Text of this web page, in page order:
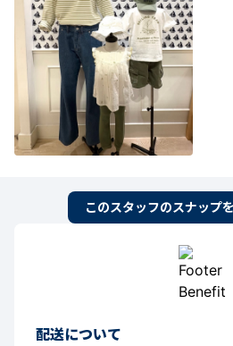
このスタッフのスナップ
配送について